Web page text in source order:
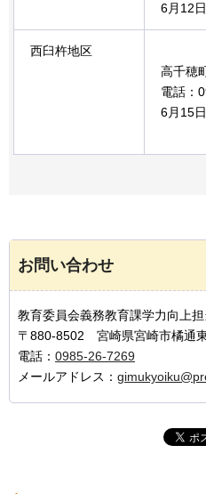
6月12
西臼杵地区
高千穂
電話：
6月15
お問い合わせ
教育委員会義務教育課学力向上担
〒880-8502 宮崎県宮崎市橘通
電話： 0985-26-7269
メールアドレス：